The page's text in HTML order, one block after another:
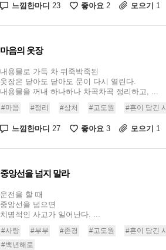
느낌한마디 23 좋아요 2 모으기 1
마음의 옷장
내용물로 가득 차 뒤죽박죽된
옷장은 닫아도 닫아도 문이 다시 열린다.
내용물을 꺼내 하나하나 차곡차곡 정리하고, ...
#마음 #정리 #상처 #고도원 #혼이 담긴
느낌한마디 27 좋아요 3 모으기 1
중앙선을 넘지 말라
운전을 할 때
중앙선을 넘으면
치명적인 사고가 일어난다. ...
#사랑 #부부 #존경 #고도원 #혼이 담긴
#백년해로